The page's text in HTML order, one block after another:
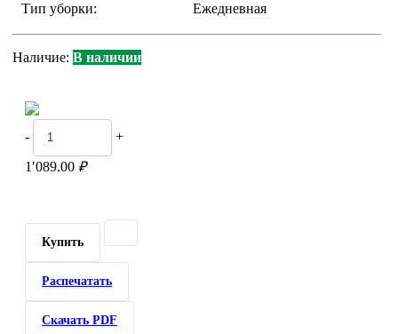
Тип уборки:
Ежедневная
Наличие: В наличии
-
+
1′089.00 ₽
Купить
Распечатать
Скачать PDF